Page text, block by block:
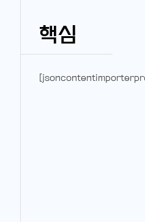
핵심
[jsoncontentimporterpro